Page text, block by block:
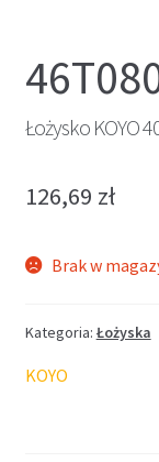
Łożysko KOYO
126,69 zł
Brak w
Kategoria: Łożyska
KOYO